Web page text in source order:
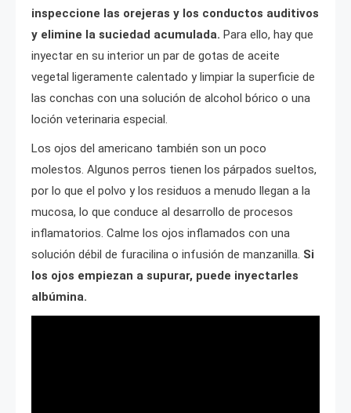
inspeccione las orejeras y los conductos auditivos
y elimine la suciedad acumulada. Para ello, hay que
inyectar en su interior un par de gotas de aceite
vegetal ligeramente calentado y limpiar la superficie de
las conchas con una solución de alcohol bórico o una
loción veterinaria especial.
Los ojos del americano también son un poco
molestos. Algunos perros tienen los párpados sueltos,
por lo que el polvo y los residuos a menudo llegan a la
mucosa, lo que conduce al desarrollo de procesos
inflamatorios. Calme los ojos inflamados con una
solución débil de furacilina o infusión de manzanilla. Si
los ojos empiezan a supurar, puede inyectarles
albúmina.